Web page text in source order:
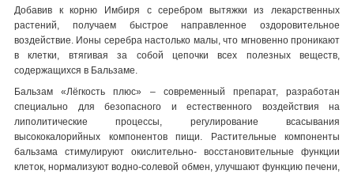
Добавив к корню Имбиря с серебром вытяжки из лекарственных
растений, получаем быстрое направленное оздоровительное
воздействие. Ионы серебра настолько малы, что мгновенно проникают
в клетки, втягивая за собой цепочки всех полезных веществ,
содержащихся в Бальзаме.
Бальзам «Лёгкость плюс» – современный препарат, разработан
специально для безопасного и естественного воздействия на
липолитические процессы, регулирование всасывания
высококалорийных компонентов пищи. Растительные компоненты
бальзама стимулируют окислительно- восстановительные функции
клеток, нормализуют водно-солевой обмен, улучшают функцию печени,